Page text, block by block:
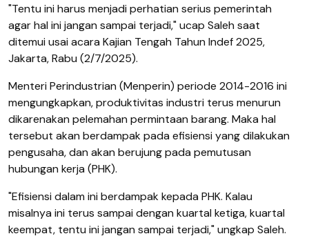
"Tentu ini harus menjadi perhatian serius pemerintah
agar hal ini jangan sampai terjadi," ucap Saleh saat
ditemui usai acara Kajian Tengah Tahun Indef 2025,
Jakarta, Rabu (2/7/2025).
Menteri Perindustrian (Menperin) periode 2014-2016 ini
mengungkapkan, produktivitas industri terus menurun
dikarenakan pelemahan permintaan barang. Maka hal
tersebut akan berdampak pada efisiensi yang dilakukan
pengusaha, dan akan berujung pada pemutusan
hubungan kerja (PHK).
"Efisiensi dalam ini berdampak kepada PHK. Kalau
misalnya ini terus sampai dengan kuartal ketiga, kuartal
keempat, tentu ini jangan sampai terjadi," ungkap Saleh.